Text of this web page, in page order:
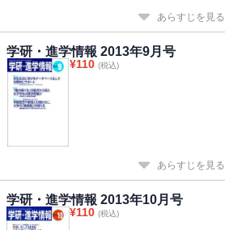
あらすじを見る
学研・進学情報 2013年9月号
¥110 (税込)
あらすじを見る
学研・進学情報 2013年10月号
¥110 (税込)